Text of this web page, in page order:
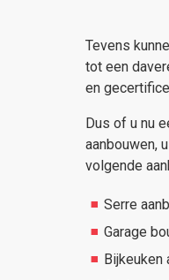
Tevens
tot een
en
Dus of u nu
aanbouwen,
volgende
Serre
Garage
Bijkeuken